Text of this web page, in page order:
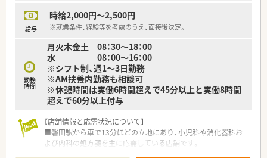
給与
時給2,000円～2,500円
※就業条件、経験等を考慮のうえ、面接後決定。
勤務
時間
月火木金土 08：30～18：00
水 08：00～16：00
※シフト制、週1～3日勤務
※AM扶養内勤務も相談可
※休憩時間は実働6時間超えで45分以上と実働8時間
超えで60分以上付与
【店舗情報と応需状況について】
■磐田駅から車で13分ほどの立地にあり、小児科や消化器科お
よび内科の処方箋を主に応需している店舗です。